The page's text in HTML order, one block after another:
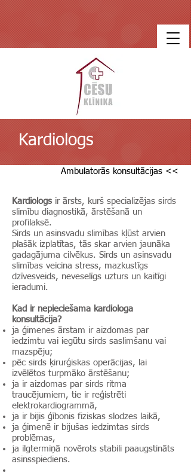
Kardiologs
Ambulatorās konsultācijas <<
Kardiologs ir ārsts, kurš specializējas sirds
slimību diagnostikā, ārstēšanā un
profilaksē.
Sirds un asinsvadu slimības kļūst arvien
plašāk izplatītas, tās skar arvien jaunāka
gadagājuma cilvēkus. Sirds un asinsvadu
slimības veicina stress, mazkustīgs
dzīvesveids, neveselīgs uzturs un kaitīgi
ieradumi.
Kad ir nepieciešama kardiologa
konsultācija?
ja ģimenes ārstam ir aizdomas par
iedzimtu vai iegūtu sirds saslimšanu vai
mazspēju;
pēc sirds ķirurģiskas operācijas, lai
izvēlētos turpmāko ārstēšanu;
ja ir aizdomas par sirds ritma
traucējumiem, tie ir reģistrēti
elektrokardiogrammā,
ja ir bijis ģībonis fiziskas slodzes laikā,
ja ģimenē ir bijušas iedzimtas sirds
problēmas,
ja ilgtermiņā novērots stabili paaugstināts
asinsspiediens.